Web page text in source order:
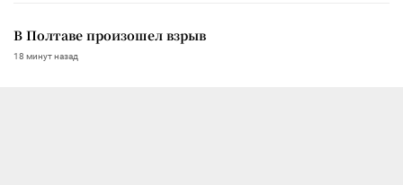
В Полтаве произошел взрыв
18 минут назад